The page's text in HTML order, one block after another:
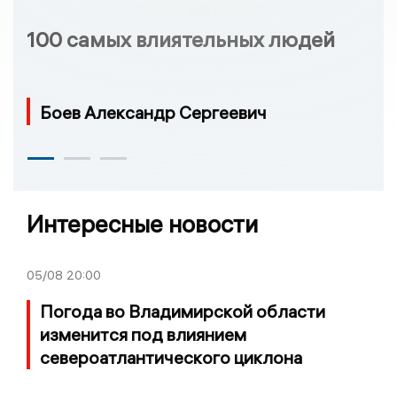
100 самых влиятельных людей
Боев Александр Сергеевич
Интересные новости
05/08 20:00
Погода во Владимирской области
изменится под влиянием
североатлантического циклона